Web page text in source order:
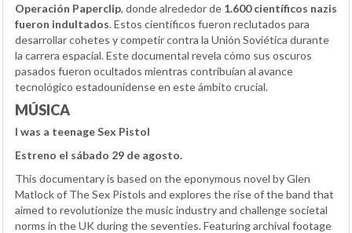
Operación Paperclip, donde alrededor de 1.600 científicos nazis
fueron indultados. Estos científicos fueron reclutados para
desarrollar cohetes y competir contra la Unión Soviética durante
la carrera espacial. Este documental revela cómo sus oscuros
pasados fueron ocultados mientras contribuían al avance
tecnológico estadounidense en este ámbito crucial.
MÚSICA
I was a teenage Sex Pistol
Estreno el sábado 29 de agosto.
This documentary is based on the eponymous novel by Glen
Matlock of The Sex Pistols and explores the rise of the band that
aimed to revolutionize the music industry and challenge societal
norms in the UK during the seventies. Featuring archival footage